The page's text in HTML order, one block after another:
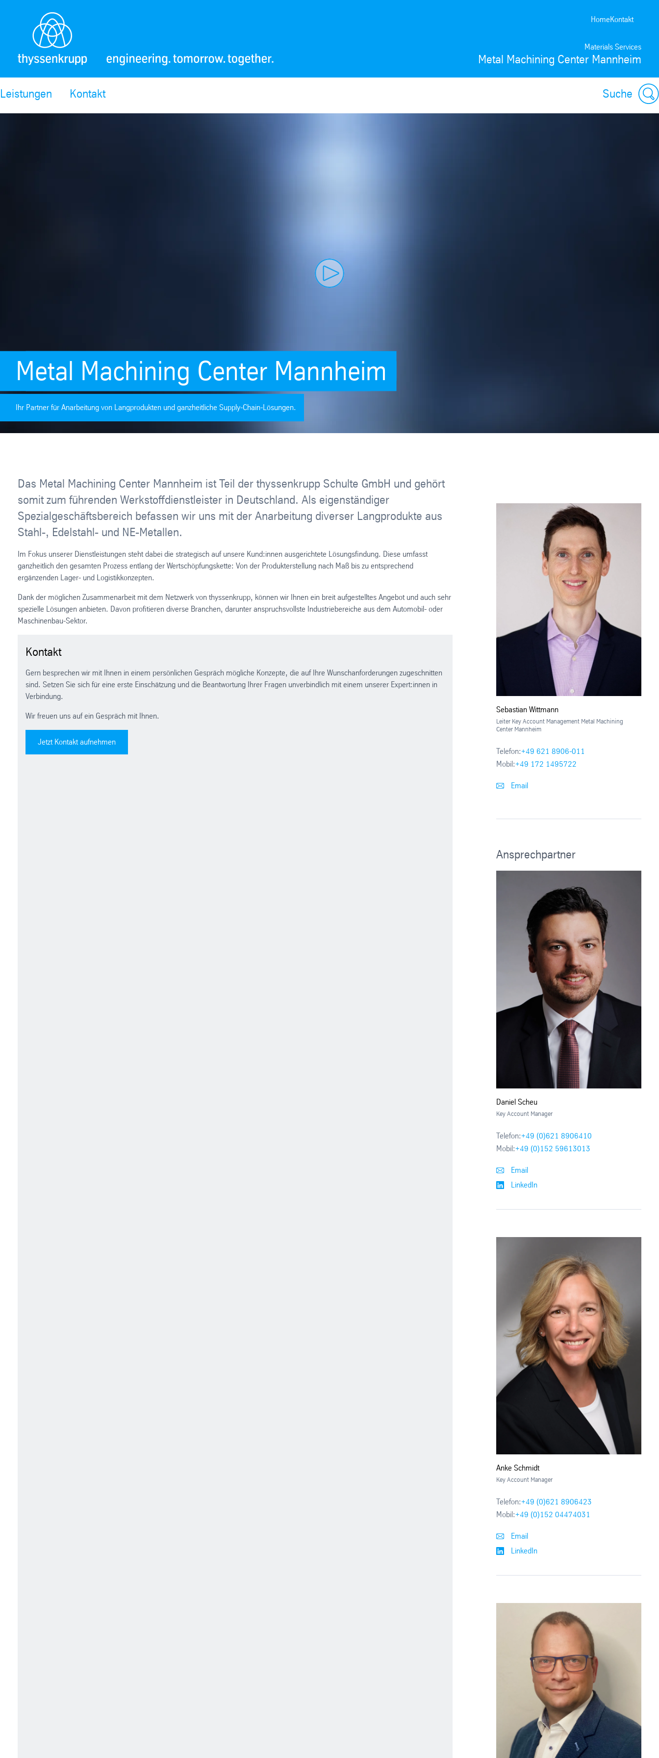
Materials Services
Metal Machining Center Mannheim
HomeKontakt
Leistungen Kontakt Suche
Metal Machining Center Mannheim
Ihr Partner für Anarbeitung von Langprodukten und ganzheitliche Supply-Chain-Lösungen.
Play video
Das Metal Machining Center Mannheim ist Teil der thyssenkrupp Schulte GmbH und gehört
somit zum führenden Werkstoffdienstleister in Deutschland. Als eigenständiger
Spezialgeschäftsbereich befassen wir uns mit der Anarbeitung diverser Langprodukte aus
Stahl-, Edelstahl- und NE-Metallen.
Im Fokus unserer Dienstleistungen steht dabei die strategisch auf unsere Kund:innen ausgerichtete Lösungsfindung. Diese umfasst
ganzheitlich den gesamten Prozess entlang der Wertschöpfungskette: Von der Produkterstellung nach Maß bis zu entsprechend
ergänzenden Lager- und Logistikkonzepten.
Dank der möglichen Zusammenarbeit mit dem Netzwerk von thyssenkrupp, können wir Ihnen ein breit aufgestelltes Angebot und auch sehr
spezielle Lösungen anbieten. Davon profitieren diverse Branchen, darunter anspruchsvollste Industriebereiche aus dem Automobil- oder
Maschinenbau-Sektor.
Kontakt
Gern besprechen wir mit Ihnen in einem persönlichen Gespräch mögliche Konzepte, die auf Ihre Wunschanforderungen zugeschnitten
sind. Setzen Sie sich für eine erste Einschätzung und die Beantwortung Ihrer Fragen unverbindlich mit einem unserer Expert:innen in
Verbindung.
Wir freuen uns auf ein Gespräch mit Ihnen.
Jetzt Kontakt aufnehmen
Sebastian Wittmann
Leiter Key Account Management Metal Machining
Center Mannheim
Telefon:+49 621 8906-011
Mobil:+49 172 1495722
Email
Ansprechpartner
Daniel Scheu
Key Account Manager
Telefon:+49 (0)621 8906410
Mobil:+49 (0)152 59613013
Email
LinkedIn
Anke Schmidt
Key Account Manager
Telefon:+49 (0)621 8906423
Mobil:+49 (0)152 04474031
Email
LinkedIn